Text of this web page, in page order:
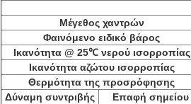
Μέγεθος χαντρών
Φαινόμενο ειδικό βάρος
Ικανότητα @ 25℃ νερού ισορροπίας
Ικανότητα αζώτου ισορροπίας
Θερμότητα της προσρόφησης
Δύναμη συντριβής
Επαφή σημείου